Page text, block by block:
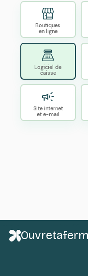
Boutiques
en ligne
Logiciel de
caisse
Site internet
et e-mail